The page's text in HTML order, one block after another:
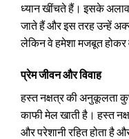
ध्यान खींचते हैं। इसके
जाते हैं और इस तरह उन्हें
लेकिन वे हमेशा मजबूत
प्रेम जीवन और विवाह
हस्त नक्षत्र की अनुकूलता
काफी मेल खाती है। हस्त
और परेशानी रहित होता है